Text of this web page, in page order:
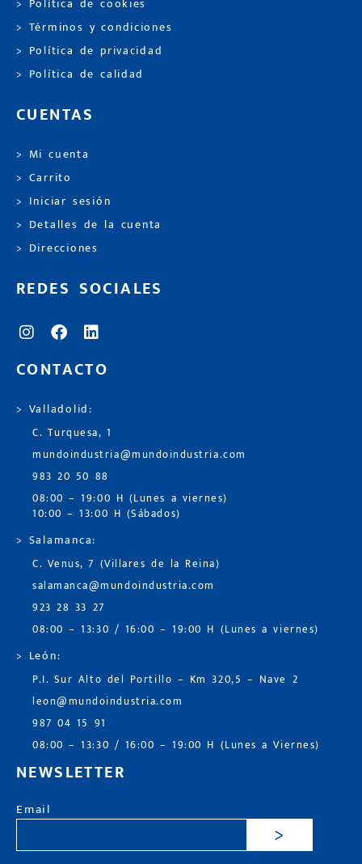
> Términos y condiciones
> Política de privacidad
> Política de calidad
CUENTAS
> Mi cuenta
> Carrito
> Iniciar sesión
> Detalles de la cuenta
> Direcciones
REDES SOCIALES
CONTACTO
> Valladolid:
C. Turquesa, 1
mundoindustria@mundoindustria.com
983 20 50 88
08:00 – 19:00 H (Lunes a viernes)
10:00 – 13:00 H (Sábados)
> Salamanca:
C. Venus, 7 (Villares de la Reina)
salamanca@mundoindustria.com
923 28 33 27
08:00 – 13:30 / 16:00 – 19:00 H (Lunes a viernes)
> León:
P.I. Sur Alto del Portillo – Km 320,5 – Nave 2
leon@mundoindustria.com
987 04 15 91
08:00 – 13:30 / 16:00 – 19:00 H (Lunes a Viernes)
NEWSLETTER
Email
>